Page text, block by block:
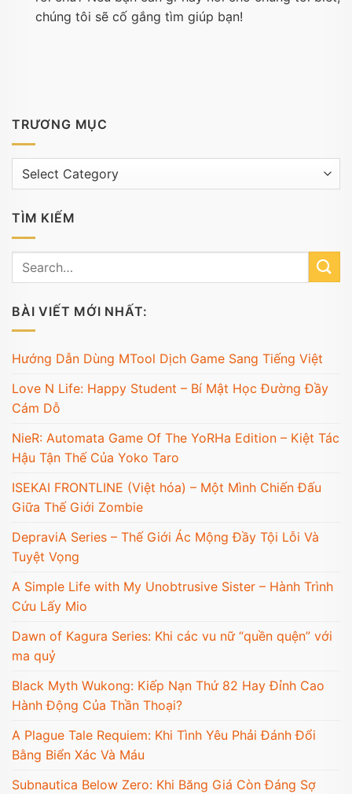
chúng tôi sẽ cố gắng tìm giúp bạn!
TRƯƠNG MỤC
Trương
TÌM KIẾM
BÀI VIẾT MỚI NHẤT:
Hướng Dẫn Dùng MTool Dịch Game Sang Tiếng Việt
Love N Life: Happy Student – Bí Mật Học Đường Đầy
Cám Dỗ
NieR: Automata Game Of The YoRHa Edition – Kiệt Tác
Hậu Tận Thế Của Yoko Taro
ISEKAI FRONTLINE (Việt hóa) – Một Mình Chiến Đấu
Giữa Thế Giới Zombie
DepraviA Series – Thế Giới Ác Mộng Đầy Tội Lỗi Và
Tuyệt Vọng
A Simple Life with My Unobtrusive Sister – Hành Trình
Cứu Lấy Mio
Dawn of Kagura Series: Khi các vu nữ “quền quện” với
ma quỷ
Black Myth Wukong: Kiếp Nạn Thứ 82 Hay Đỉnh Cao
Hành Động Của Thần Thoại?
A Plague Tale Requiem: Khi Tình Yêu Phải Đánh Đổi
Bằng Biển Xác Và Máu
Subnautica Below Zero: Khi Băng Giá Còn Đáng Sợ